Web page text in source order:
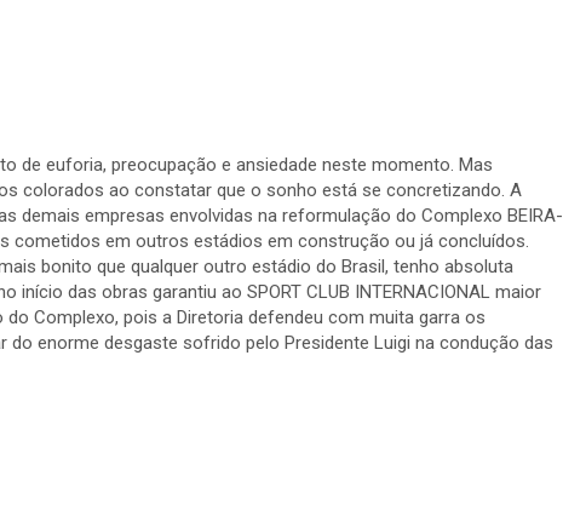
de euforia, preocupação e ansiedade neste momento. Mas
colorados ao constatar que o sonho está se concretizando. A
demais empresas envolvidas na reformulação do Complexo BEIRA-
cometidos em outros estádios em construção ou já concluídos.
bonito que qualquer outro estádio do Brasil, tenho absoluta
início das obras garantiu ao SPORT CLUB INTERNACIONAL maior
Complexo, pois a Diretoria defendeu com muita garra os
do enorme desgaste sofrido pelo Presidente Luigi na condução das